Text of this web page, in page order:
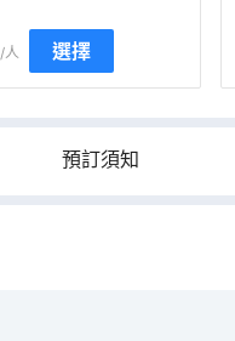
/人 選擇
預訂須知